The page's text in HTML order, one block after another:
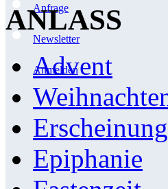
Anfrage
Newsletter
Anmelden
ANLASS
Advent
Epiphanie